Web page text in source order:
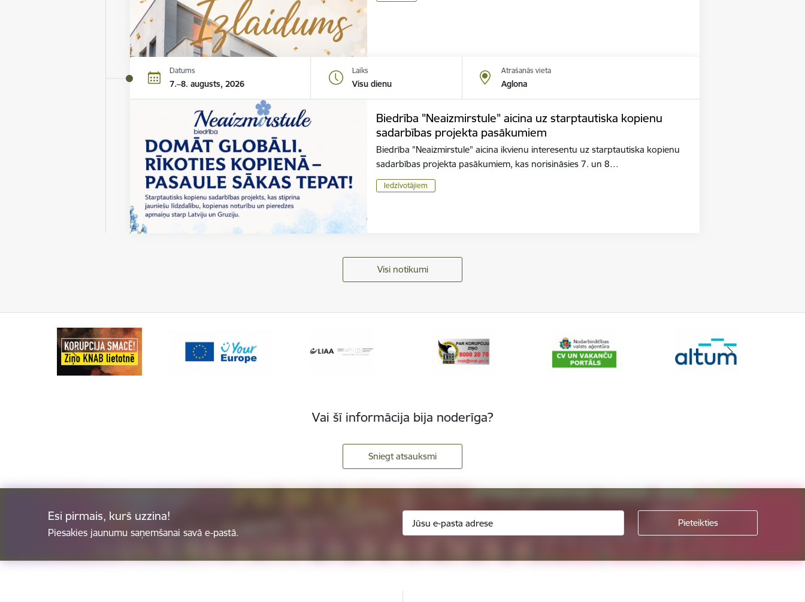
Datums
7.–8. augusts, 2026
Laiks
Visu dienu
Atrašanās vieta
Aglona
Biedrība "Neaizmirstule" aicina uz starptautiska kopienu
sadarbības projekta pasākumiem
Biedrība "Neaizmirstule" aicina ikvienu interesentu uz starptautiska kopienu
sadarbības projekta pasākumiem, kas norisināsies 7. un 8…
Iedzīvotājiem
Visi notikumi
Vai šī informācija bija noderīga?
Sniegt atsauksmi
Esi pirmais, kurš uzzina!
Piesakies jaunumu saņemšanai savā e-pastā.